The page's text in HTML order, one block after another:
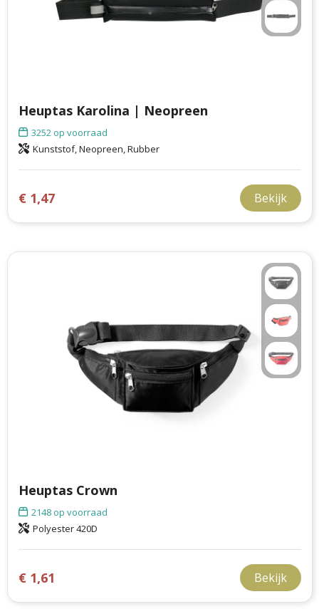
Heuptas Karolina | Neopreen
3252op voorraad
Kunststof, Neopreen, Rubber
€ 1,47 Bekijk
Heuptas Crown
2148op voorraad
Polyester 420D
€ 1,61 Bekijk